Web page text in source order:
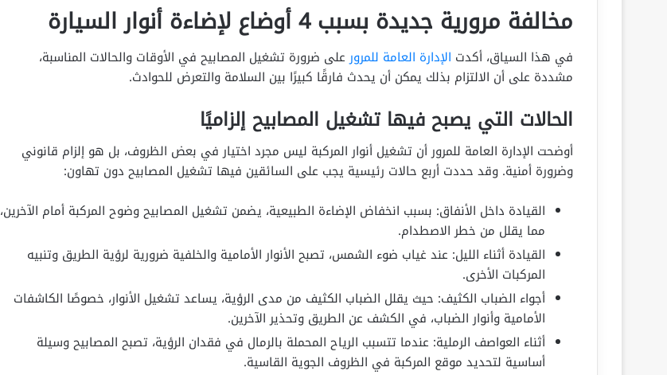
مخالفة مرورية جديدة بسبب 4 أوضاع لإضاءة أنوار السيارة
في هذا السياق، أكدت الإدارة العامة للمرورعلى ضرورة تشغيل المصابيح في الأوقات والحالات المناسبة،
مشددة على أن الالتزام بذلك يمكن أن يحدث فارقًا كبيرًا بين السلامة والتعرض للحوادث.
الحالات التي يصبح فيها تشغيل المصابيح إلزاميًا
أوضحت الإدارة العامة للمرور أن تشغيل أنوار المركبة ليس مجرد اختيار في بعض الظروف، بل هو إلزام قانوني
وضرورة أمنية. وقد حددت أربع حالات رئيسية يجب على السائقين فيها تشغيل المصابيح دون تهاون:
القيادة داخل الأنفاق: بسبب انخفاض الإضاءة الطبيعية، يضمن تشغيل المصابيح وضوح المركبة أمام الآخرين،
مما يقلل من خطر الاصطدام.
القيادة أثناء الليل: عند غياب ضوء الشمس، تصبح الأنوار الأمامية والخلفية ضرورية لرؤية الطريق وتنبيه
المركبات الأخرى.
أجواء الضباب الكثيف: حيث يقلل الضباب الكثيف من مدى الرؤية، يساعد تشغيل الأنوار، خصوصًا الكاشفات
الأمامية وأنوار الضباب، في الكشف عن الطريق وتحذير الآخرين.
أثناء العواصف الرملية: عندما تتسبب الرياح المحملة بالرمال في فقدان الرؤية، تصبح المصابيح وسيلة
أساسية لتحديد موقع المركبة في الظروف الجوية القاسية.